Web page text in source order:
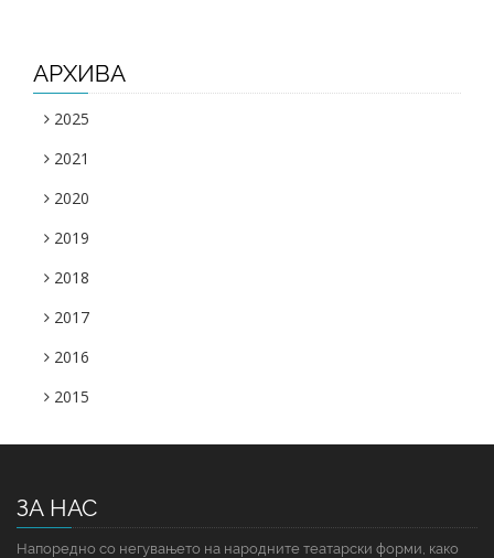
АРХИВА
2025
2021
2020
2019
2018
2017
2016
2015
ЗА НАС
Напоредно со негувањето на народните театарски форми, како